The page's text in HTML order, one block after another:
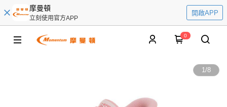
摩曼頓
立刻使用官方APP
開啟APP
0
1/8